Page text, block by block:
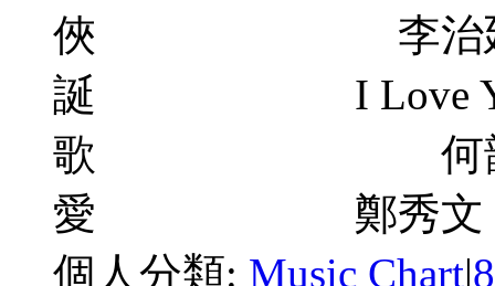
俠 李治廷 03
誕 I Love You
歌 何韻詩 05
愛 鄭秀文 / MC
個人分類: Music Chart|